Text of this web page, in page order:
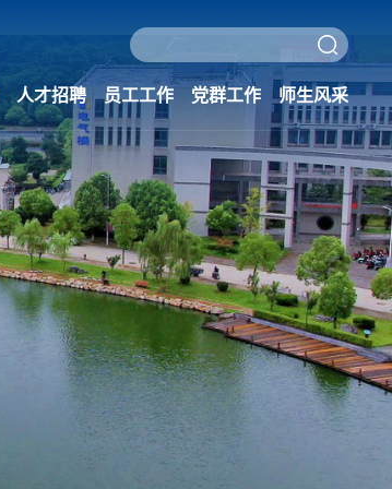
人才招聘 员工工作 党群工作 师生风采